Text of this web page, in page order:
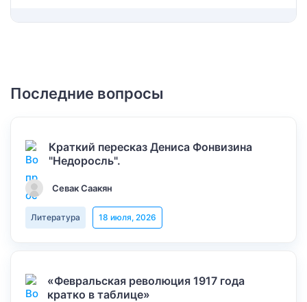
Последние вопросы
Краткий пересказ Дениса Фонвизина
"Недоросль".
Севак Саакян
Литература 18 июля, 2026
«Февральская революция 1917 года
кратко в таблице»